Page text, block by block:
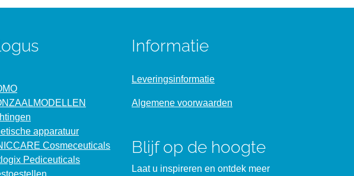
apparatuur
Cosmeceuticals
Pediceuticals
Informatie
Leveringsinformatie
Algemene voorwaarden
Blijf op de hoogte
Laat u inspireren en ontdek meer